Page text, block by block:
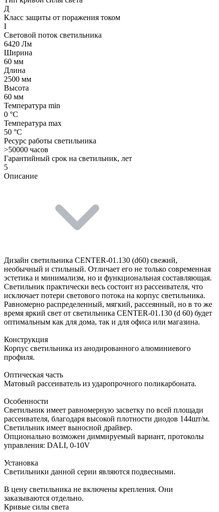
Д
Класс защиты от поражения током
I
Световой поток светильника
6420 Лм
Ширина
60 мм
Длина
2500 мм
Высота
60 мм
Температура min
0 °C
Температура max
50 °C
Ресурс работы светильника
>50000 часов
Гарантийный срок на светильник, лет
5
Описание
Дизайн светильника CENTER-01.130 (d60) свежий,
необычный и стильный. Отличает его не только современная
эстетика и минимализм, но и функциональная составляющая.
Светильник практически весь состоит из рассеивателя, что
исключает потери светового потока на корпус светильника.
Равномерно распределенный, мягкий, рассеянный, но в то же
время яркий свет от светильника CENTER-01.130 (d 60) будет
оптимальным как для дома, так и для офиса или магазина.
Конструкция
Корпус светильника из анодированного алюминиевого
профиля.
Оптическая часть
Матовый рассеиватель из ударопрочного поликарбоната.
Особенности
Светильник имеет равномерную засветку по всей площади
рассеивателя, благодаря высокой плотности диодов 144шт/м.
Светильник имеет выносной драйвер.
Опционально возможен диммируемый вариант, протоколы
управления: DALI, 0-10V
Установка
Светильники данной серии являются подвесными.
В цену светильника не включены крепления. Они
заказываются отдельно.
Кривые силы света